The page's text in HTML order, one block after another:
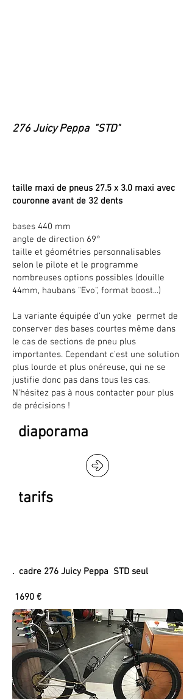
276 Juicy Peppa "STD"
taille maxi de pneus 27.5 x 3.0 maxi avec
couronne avant de 32 dents
bases 440 mm
angle de direction 69°
taille et géométries personnalisables
selon le pilote et le programme
nombreuses options possibles (douille
44mm, haubans "Evo", format boost...)
La variante équipée d'un yoke permet de
conserver des bases courtes même dans
le cas de sections de pneu plus
importantes. Cependant c'est une solution
plus lourde et plus onéreuse, qui ne se
justifie donc pas dans tous les cas.
N'hésitez pas à nous contacter pour plus
de précisions !
diaporama
tarifs
. cadre 276 Juicy Peppa STD seul
1690 €